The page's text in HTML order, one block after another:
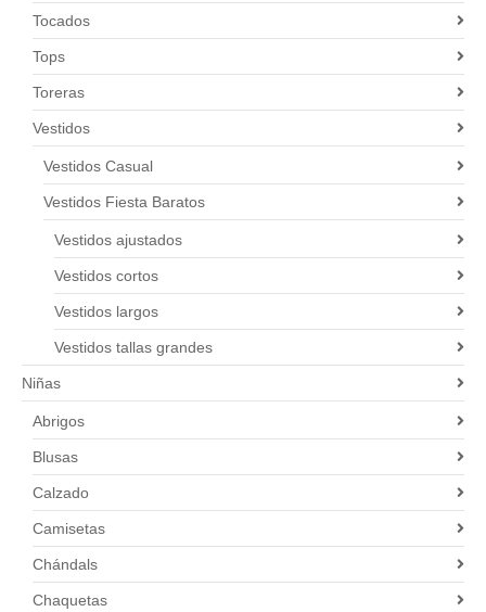
Tocados
Tops
Toreras
Vestidos
Vestidos Casual
Vestidos Fiesta Baratos
Vestidos ajustados
Vestidos cortos
Vestidos largos
Vestidos tallas grandes
Niñas
Abrigos
Blusas
Calzado
Camisetas
Chándals
Chaquetas